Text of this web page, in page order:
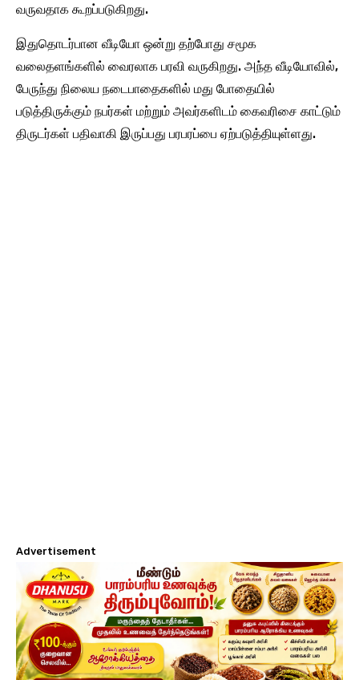
வருவதாக கூறப்படுகிறது.
இதுதொடர்பான வீடியோ ஒன்று தற்போது சமூக
வலைதளங்களில் வைரலாக பரவி வருகிறது. அந்த வீடியோவில்,
பேருந்து நிலைய நடைபாதைகளில் மது போதையில்
படுத்திருக்கும் நபர்கள் மற்றும் அவர்களிடம் கைவரிசை காட்டும்
திருடர்கள் பதிவாகி இருப்பது பரபரப்பை ஏற்படுத்தியுள்ளது.
Advertisement